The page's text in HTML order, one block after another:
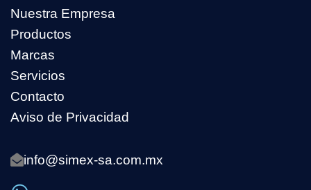
Nuestra Empresa
Productos
Marcas
Servicios
Contacto
Aviso de Privacidad
info@simex-sa.com.mx